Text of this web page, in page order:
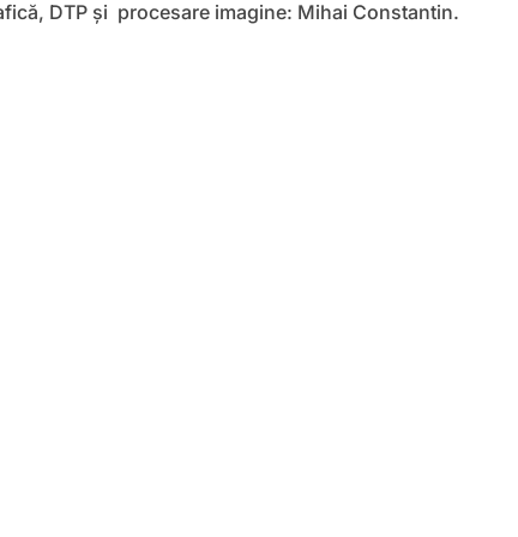
DTP și procesare imagine: Mihai Constantin.